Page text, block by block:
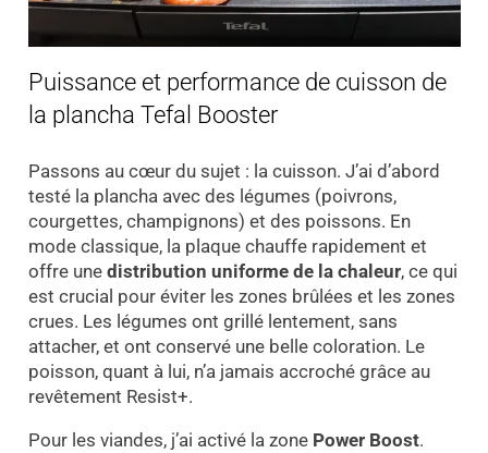
Puissance et performance de cuisson de
la plancha Tefal Booster
Passons au cœur du sujet : la cuisson. J’ai d’abord
testé la plancha avec des légumes (poivrons,
courgettes, champignons) et des poissons. En
mode classique, la plaque chauffe rapidement et
offre une distribution uniforme de la chaleur, ce qui
est crucial pour éviter les zones brûlées et les zones
crues. Les légumes ont grillé lentement, sans
attacher, et ont conservé une belle coloration. Le
poisson, quant à lui, n’a jamais accroché grâce au
revêtement Resist+.
Pour les viandes, j’ai activé la zone Power Boost.